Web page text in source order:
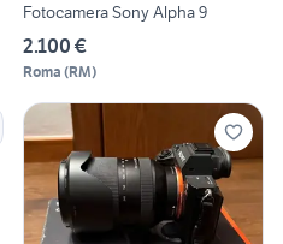
Fotocamera Sony Alpha 9
2.100 €
Roma (RM)